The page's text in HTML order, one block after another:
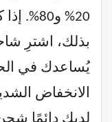
20%
يُساعدك في
الانخفاض
لديك دائمًا